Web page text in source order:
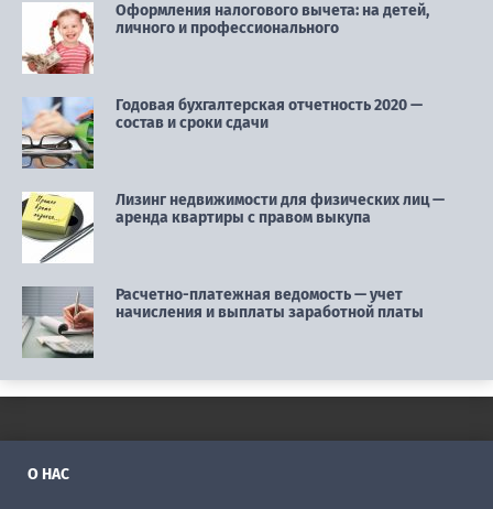
Оформления налогового вычета: на детей,
личного и профессионального
Годовая бухгалтерская отчетность 2020 —
состав и сроки сдачи
Лизинг недвижимости для физических лиц —
аренда квартиры с правом выкупа
Расчетно-платежная ведомость — учет
начисления и выплаты заработной платы
О НАС